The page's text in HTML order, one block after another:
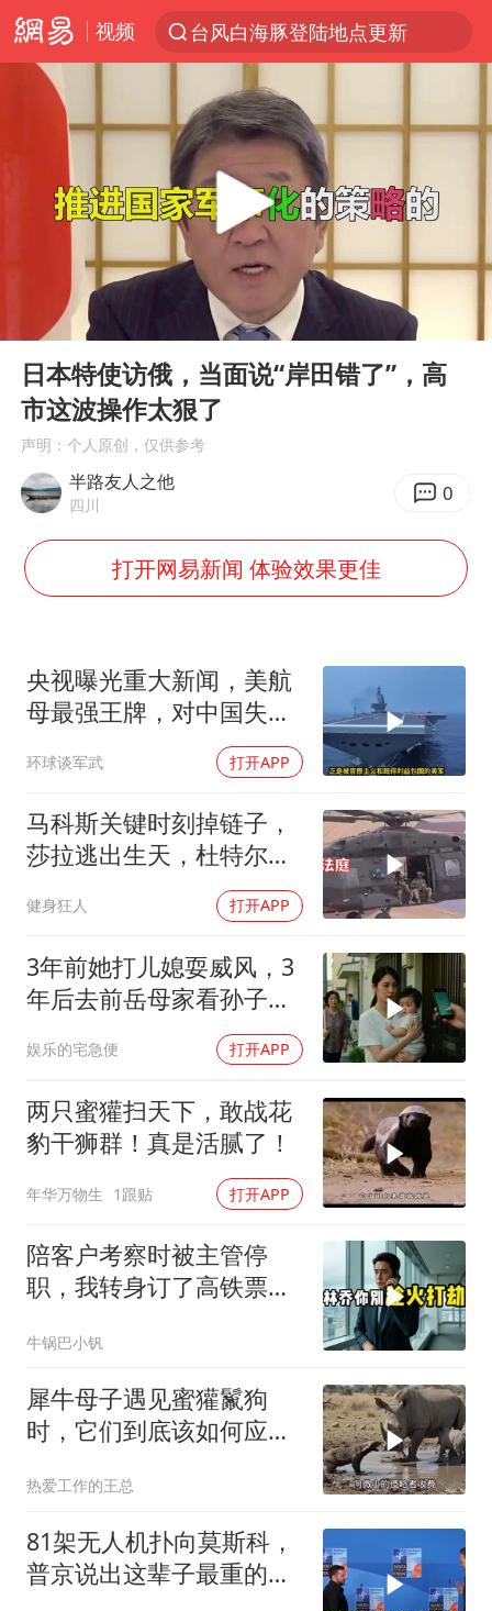
视频
台风白海豚登陆地点更新
台风白海豚进入48小时警戒线
宇树科技发行价格150.80元/股
看守所辅警收受10万获刑1年
宇树科技王兴兴身家有望超200亿元
五粮液渠道价一箱上涨近百元
CIA被曝已秘密设立古巴工作组
U17国足1分钟轰2球
村民谈“梅姨”：叫的其实是“媒姨”
24小时不关空调 电费会更低吗
中国养老床位“三连降”
郑国霖回应去景区上班被保安拦下
我国编制完成新版全月地质图
“深圳地面沉降致车辆损坏”不实
奋进开新局 实干挑大梁
Play
00:00 06:49
日本特使访俄，当面说“岸田错了”，高
市这波操作太狠了
声明：个人原创，仅供参考
半路友人之他
四川 0
打开网易新闻 体验效果更佳
央视曝光重大新闻，美航
母最强王牌，对中国失
效，美军落伍10年？
环球谈军武 打开APP
马科斯关键时刻掉链子，
莎拉逃出生天，杜特尔特
健身狂人 打开APP
3年前她打儿媳耍威风，3
年后去前岳母家看孙子，
娱乐的宅急便 打开APP
两只蜜獾扫天下，敢战花
豹干狮群！真是活腻了！
年华万物生 1跟贴 打开APP
陪客户考察时被主管停
职，我转身订了高铁票。
亿合同没你根本签不了
牛锅巴小钒
犀牛母子遇见蜜獾鬣狗
时，它们到底该如何应
热爱工作的王总
81架无人机扑向莫斯科，
普京说出这辈子最重的一